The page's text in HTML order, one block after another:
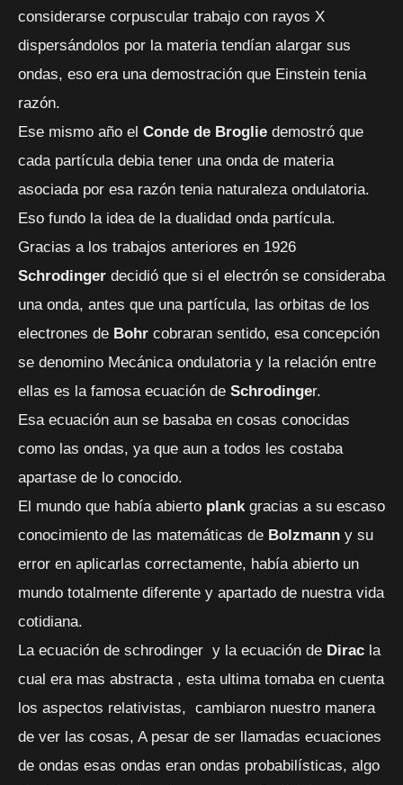
considerarse corpuscular trabajo con rayos X
dispersándolos por la materia tendían alargar sus
ondas, eso era una demostración que Einstein tenia
razón.
Ese mismo año el Conde de Broglie demostró que
cada partícula debia tener una onda de materia
asociada por esa razón tenia naturaleza ondulatoria.
Eso fundo la idea de la dualidad onda partícula.
Gracias a los trabajos anteriores en 1926
Schrodinger decidió que si el electrón se consideraba
una onda, antes que una partícula, las orbitas de los
electrones de Bohr cobraran sentido, esa concepción
se denomino Mecánica ondulatoria y la relación entre
ellas es la famosa ecuación de Schrodinger.
Esa ecuación aun se basaba en cosas conocidas
como las ondas, ya que aun a todos les costaba
apartase de lo conocido.
El mundo que había abierto plank gracias a su escaso
conocimiento de las matemáticas de Bolzmann y su
error en aplicarlas correctamente, había abierto un
mundo totalmente diferente y apartado de nuestra vida
cotidiana.
La ecuación de schrodinger y la ecuación de Dirac la
cual era mas abstracta , esta ultima tomaba en cuenta
los aspectos relativistas, cambiaron nuestro manera
de ver las cosas, A pesar de ser llamadas ecuaciones
de ondas esas ondas eran ondas probabilísticas, algo